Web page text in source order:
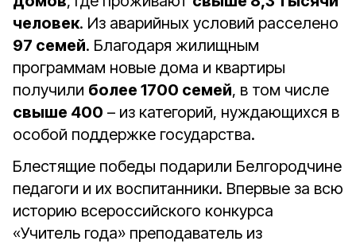
человек. Из аварийных условий расселено
97 семей. Благодаря жилищным
программам новые дома и квартиры
получили более 1700 семей, в том числе
свыше 400 – из категорий, нуждающихся в
особой поддержке государства.
Блестящие победы подарили Белгородчине
педагоги и их воспитанники. Впервые за всю
историю всероссийского конкурса
«Учитель года» преподаватель из